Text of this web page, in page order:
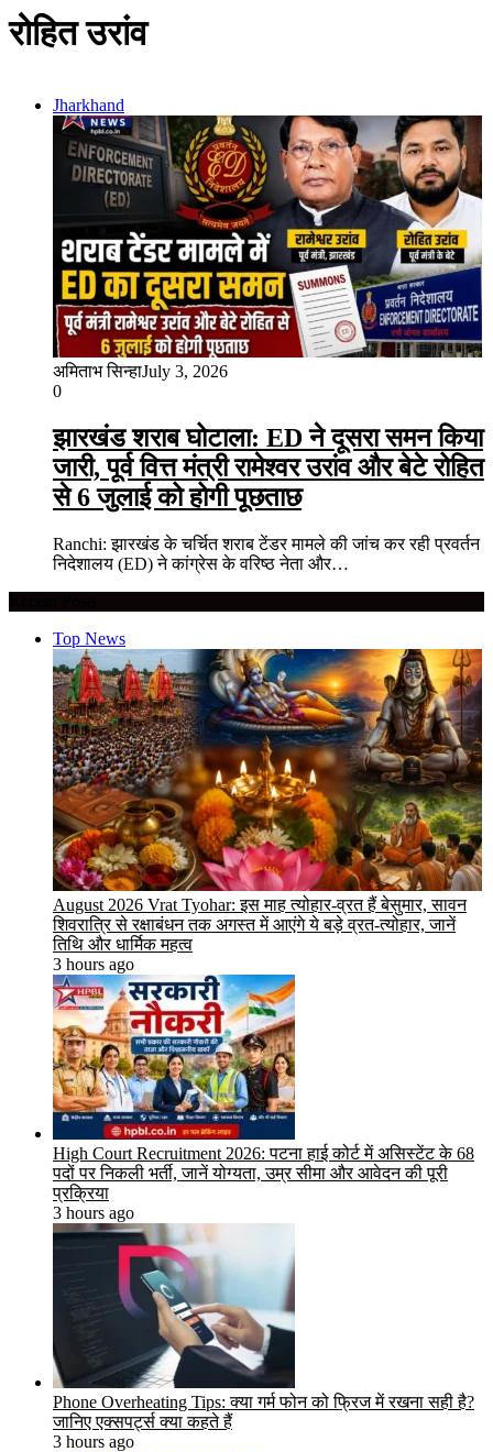
रोहित उरांव
Jharkhand
अमिताभ सिन्हाJuly 3, 2026
0
झारखंड शराब घोटाला: ED ने दूसरा समन किया
जारी, पूर्व वित्त मंत्री रामेश्वर उरांव और बेटे रोहित
से 6 जुलाई को होगी पूछताछ
Ranchi: झारखंड के चर्चित शराब टेंडर मामले की जांच कर रही प्रवर्तन
निदेशालय (ED) ने कांग्रेस के वरिष्ठ नेता और…
Top News
August 2026 Vrat Tyohar: इस माह त्योहार-व्रत हैं बेसुमार, सावन
शिवरात्रि से रक्षाबंधन तक अगस्त में आएंगे ये बड़े व्रत-त्योहार, जानें
तिथि और धार्मिक महत्व
3 hours ago
High Court Recruitment 2026: पटना हाई कोर्ट में असिस्टेंट के 68
पदों पर निकली भर्ती, जानें योग्यता, उम्र सीमा और आवेदन की पूरी
प्रक्रिया
3 hours ago
Phone Overheating Tips: क्या गर्म फोन को फ्रिज में रखना सही है?
जानिए एक्सपर्ट्स क्या कहते हैं
3 hours ago